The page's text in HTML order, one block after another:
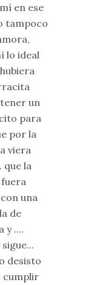
en ese
tampoco
lo ideal
un
para
por la
viera
que la
una
de
y ....
desisto
cumplir